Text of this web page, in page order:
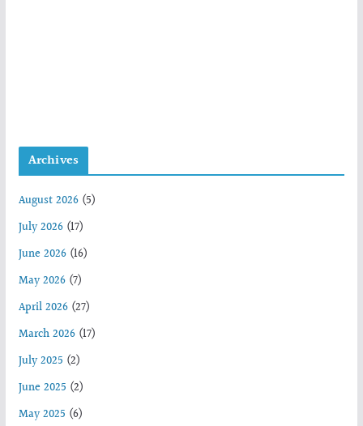
Archives
August 2026(5)
July 2026(17)
June 2026(16)
May 2026(7)
April 2026(27)
March 2026(17)
July 2025 (2)
June 2025 (2)
May 2025 (6)